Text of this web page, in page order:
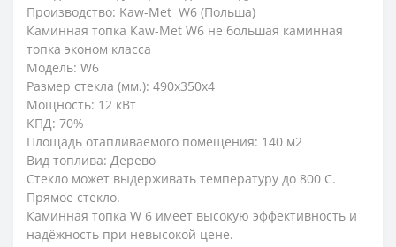
Производство: Kaw-Met W6 (Польша)
Каминная топка Kaw-Met W6 не большая каминная
топка эконом класса
Модель: W6
Размер стекла (мм.): 490x350x4
Мощность: 12 кВт
КПД: 70%
Площадь отапливаемого помещения: 140 м2
Вид топлива: Дерево
Стекло может выдерживать температуру до 800 С.
Прямое стекло.
Каминная топка W 6 имеет высокую эффективность и
надёжность при невысокой цене.